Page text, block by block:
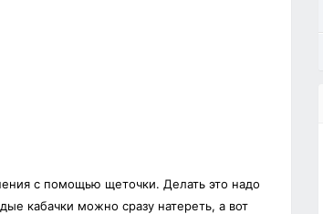
с помощью щеточки. Делать это надо
кабачки можно сразу натереть, а вот